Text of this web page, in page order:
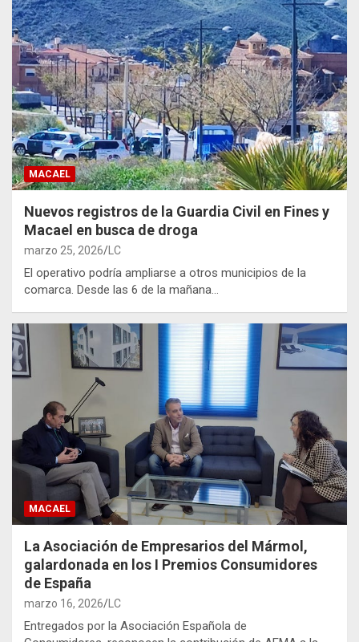
MACAEL
Nuevos registros de la Guardia Civil en Fines y
Macael en busca de droga
marzo 25, 2026 LC
El operativo podría ampliarse a otros municipios de la
comarca. Desde las 6 de la mañana…
MACAEL
La Asociación de Empresarios del Mármol,
galardonada en los I Premios Consumidores
de España
marzo 16, 2026 LC
Entregados por la Asociación Española de